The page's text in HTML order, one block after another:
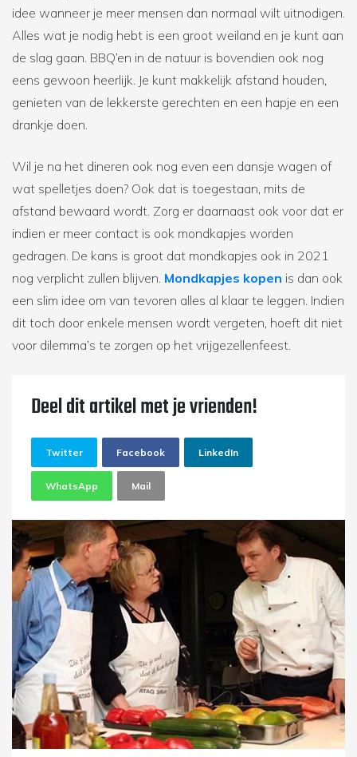
idee wanneer je meer mensen dan normaal wilt uitnodigen.
Alles wat je nodig hebt is een groot weiland en je kunt aan
de slag gaan. BBQ’en in de natuur is bovendien ook nog
eens gewoon heerlijk. Je kunt makkelijk afstand houden,
genieten van de lekkerste gerechten en een hapje en een
drankje doen.
Wil je na het dineren ook nog even een dansje wagen of
wat spelletjes doen? Ook dat is toegestaan, mits de
afstand bewaard wordt. Zorg er daarnaast ook voor dat er
indien er meer contact is ook mondkapjes worden
gedragen. De kans is groot dat mondkapjes ook in 2021
nog verplicht zullen blijven. Mondkapjes kopen is dan ook
een slim idee om van tevoren alles al klaar te leggen. Indien
dit toch door enkele mensen wordt vergeten, hoeft dit niet
voor dilemma’s te zorgen op het vrijgezellenfeest.
Deel dit artikel met je vrienden!
Twitter Facebook LinkedIn
WhatsApp Mail